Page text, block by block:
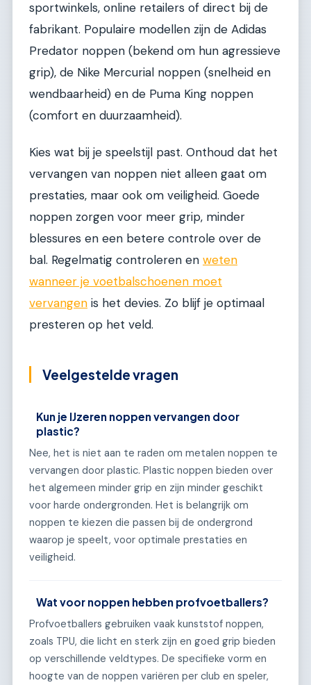
sportwinkels, online retailers of direct bij de
fabrikant. Populaire modellen zijn de Adidas
Predator noppen (bekend om hun agressieve
grip), de Nike Mercurial noppen (snelheid en
wendbaarheid) en de Puma King noppen
(comfort en duurzaamheid).
Kies wat bij je speelstijl past. Onthoud dat het
vervangen van noppen niet alleen gaat om
prestaties, maar ook om veiligheid. Goede
noppen zorgen voor meer grip, minder
blessures en een betere controle over de
bal. Regelmatig controleren en weten
wanneer je voetbalschoenen moet
vervangen is het devies. Zo blijf je optimaal
presteren op het veld.
Veelgestelde vragen
Kun je IJzeren noppen vervangen door
plastic?
Nee, het is niet aan te raden om metalen noppen te
vervangen door plastic. Plastic noppen bieden over
het algemeen minder grip en zijn minder geschikt
voor harde ondergronden. Het is belangrijk om
noppen te kiezen die passen bij de ondergrond
waarop je speelt, voor optimale prestaties en
veiligheid.
Wat voor noppen hebben profvoetballers?
Profvoetballers gebruiken vaak kunststof noppen,
zoals TPU, die licht en sterk zijn en goed grip bieden
op verschillende veldtypes. De specifieke vorm en
hoogte van de noppen variëren per club en speler,